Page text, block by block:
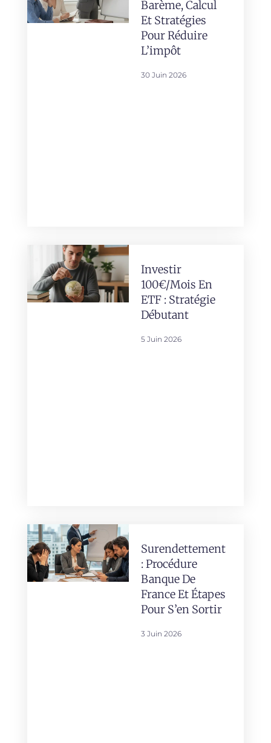
Barème, Calcul
Et Stratégies
Pour Réduire
L’impôt
30 Juin 2026
Investir
100€/mois En
ETF : Stratégie
Débutant
5 Juin 2026
Surendettement
: Procédure
Banque De
France Et Étapes
Pour S’en Sortir
3 Juin 2026